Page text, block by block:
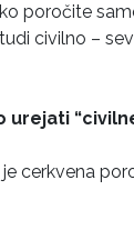
poročite
civilno –
urejati
cerkvena